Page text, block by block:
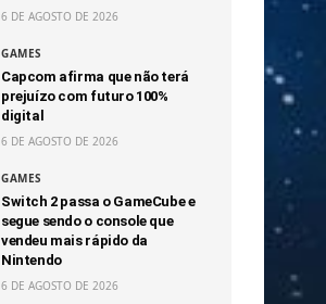
6 DE AGOSTO DE 2026
GAMES
Capcom afirma que não terá
prejuízo com futuro 100%
digital
6 DE AGOSTO DE 2026
GAMES
Switch 2 passa o GameCube e
segue sendo o console que
vendeu mais rápido da
Nintendo
6 DE AGOSTO DE 2026